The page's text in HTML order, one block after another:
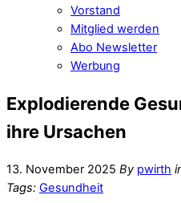
Vorstand
Mitglied werden
Abo Newsletter
Werbung
Explodierende
ihre Ursachen
13. November 2025 By pwirth
Tags: Gesundheit